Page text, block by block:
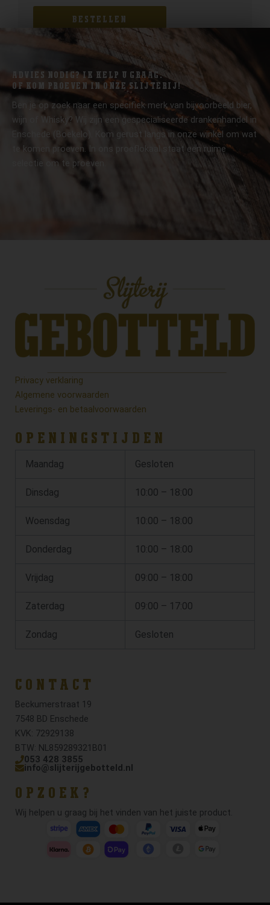
BESTELLEN
ADVIES NODIG? IK HELP U GRAAG.
OF KOM PROEVEN IN ONZE SLIJTERIJ!
Ben je op zoek naar een specifiek merk van bijvoorbeeld bier,
wijn of Whisky? Wij zijn een gespecialiseerde drankenhandel in
Enschede (Boekelo). Kom gerust langs in onze winkel om wat
te komen proeven. In ons proeflokaal staat een ruime
selectie om te proeven.
Privacy verklaring
Algemene voorwaarden
Leverings- en betaalvoorwaarden
OPENINGSTIJDEN
Maandag Gesloten
Dinsdag 10:00 – 18:00
Woensdag 10:00 – 18:00
Donderdag 10:00 – 18:00
Vrijdag 09:00 – 18:00
Zaterdag 09:00 – 17:00
Zondag Gesloten
CONTACT
Beckumerstraat 19
7548 BD Enschede
KVK: 72929138
BTW: NL859289321B01
053 428 3855
info@slijterijgebotteld.nl
OPZOEK?
Wij helpen u graag bij het vinden van het juiste product.